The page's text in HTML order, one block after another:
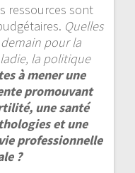
ressources sont
Quelles
pour la
la politique
à mener une
promouvant
une santé
et une
professionnelle
?